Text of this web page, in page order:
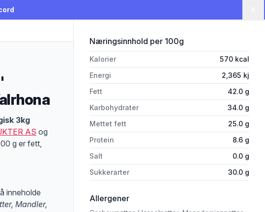
3kg
AS og
g er fett,
inneholde
Mandler,
Næringsinnhold for 'Sjokolade Mørk 70%
per 100g
Kalorier 570 kcal
Energi
2,365 kj
Fett
42.0 g
Karbohydrater
34.0 g
Mettet fett
25.0 g
Protein
8.6 g
Salt
0.0 g
Sukkerarter
30.0 g
Allergeneri 'Sjokolade Mørk 70% "andoa"